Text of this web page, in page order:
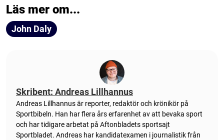
Läs mer om...
John Daly
Skribent: Andreas Lillhannus
Andreas Lillhannus är reporter, redaktör och krönikör på
Sportbibeln. Han har flera års erfarenhet av att bevaka sport
och har tidigare arbetat på Aftonbladets sportsajt
Sportbladet. Andreas har kandidatexamen i journalistik från